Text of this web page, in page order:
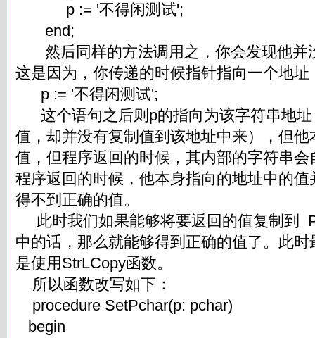
p := '不得闲测试';
end;
然后同样的方法调用之，你会发现他并
这是因为，你传递的时候指针指向一个地址
p := '不得闲测试';
这个语句之后则p的指向为该字符串地址
值，却并没有复制值到该地址中来），但
值，但程序返回的时候，其内部的字符串
程序返回的时候，他本身指向的地址中的
得不到正确的值。
此时我们如果能够将要返回的值复制到
中的话，那么就能够得到正确的值了。此
是使用StrLCopy函数。
所以函数改写如下：
procedure SetPchar(p: pchar)
begin